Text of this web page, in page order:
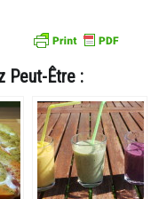
Peut-Être :